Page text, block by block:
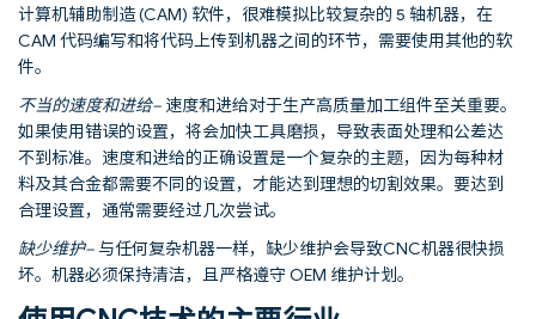
计算机辅助制造 (CAM) 软件，很难模拟比较复杂的 5 轴机器，在
CAM 代码编写和将代码上传到机器之间的环节，需要使用其他的软
件。
不当的速度和进给– 速度和进给对于生产高质量加工组件至关重要。
如果使用错误的设置，将会加快工具磨损，导致表面处理和公差达
不到标准。速度和进给的正确设置是一个复杂的主题，因为每种材
料及其合金都需要不同的设置，才能达到理想的切割效果。要达到
合理设置，通常需要经过几次尝试。
缺少维护– 与任何复杂机器一样，缺少维护会导致CNC机器很快损
坏。机器必须保持清洁，且严格遵守 OEM 维护计划。